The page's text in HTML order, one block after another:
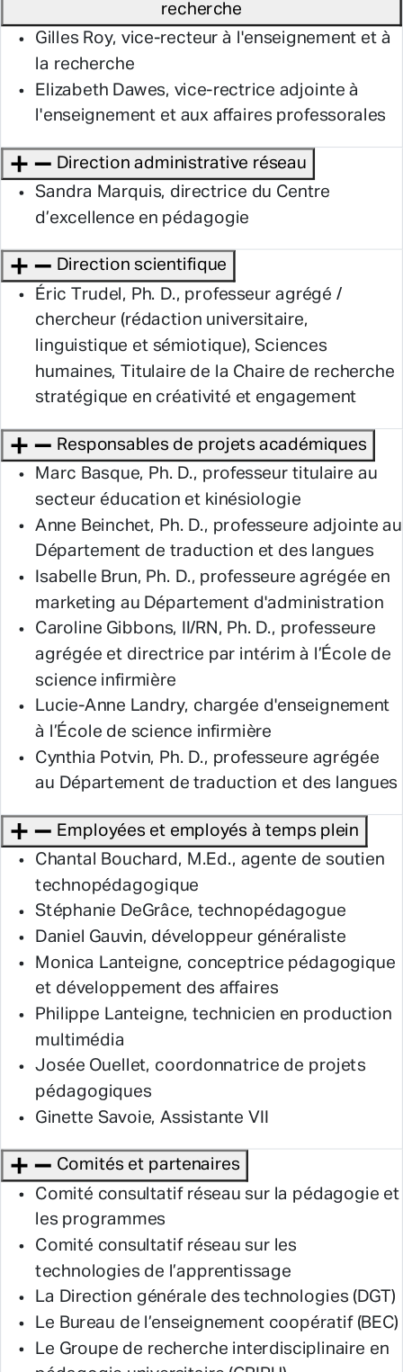
recherche
Gilles Roy, vice-recteur à l'enseignement et à
la recherche
Elizabeth Dawes, vice-rectrice adjointe à
l'enseignement et aux affaires professorales
Direction administrative réseau
Sandra Marquis, directrice du Centre
d’excellence en pédagogie
Direction scientifique
Éric Trudel, Ph. D., professeur agrégé /
chercheur (rédaction universitaire,
linguistique et sémiotique), Sciences
humaines, Titulaire de la Chaire de recherche
stratégique en créativité et engagement
Responsables de projets académiques
Marc Basque, Ph. D., professeur titulaire au
secteur éducation et kinésiologie
Anne Beinchet, Ph. D., professeure adjointe au
Département de traduction et des langues
Isabelle Brun, Ph. D., professeure agrégée en
marketing au Département d'administration
Caroline Gibbons, II/RN, Ph. D., professeure
agrégée et directrice par intérim à l’École de
science infirmière
Lucie-Anne Landry, chargée d'enseignement
à l’École de science infirmière
Cynthia Potvin, Ph. D., professeure agrégée
au Département de traduction et des langues
Employées et employés à temps plein
Chantal Bouchard, M.Ed., agente de soutien
technopédagogique
Stéphanie DeGrâce, technopédagogue
Daniel Gauvin, développeur généraliste
Monica Lanteigne, conceptrice pédagogique
et développement des affaires
Philippe Lanteigne, technicien en production
multimédia
Josée Ouellet, coordonnatrice de projets
pédagogiques
Ginette Savoie, Assistante VII
Comités et partenaires
Comité consultatif réseau sur la pédagogie et
les programmes
Comité consultatif réseau sur les
technologies de l’apprentissage
La Direction générale des technologies (DGT)
Le Bureau de l’enseignement coopératif (BEC)
Le Groupe de recherche interdisciplinaire en